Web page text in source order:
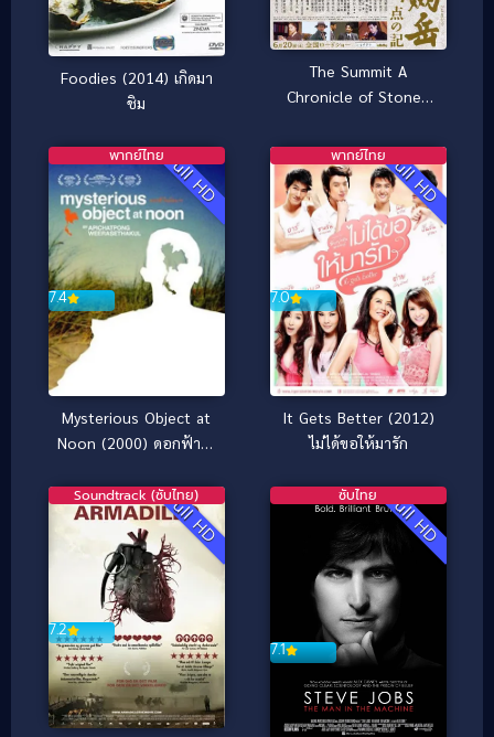
Foodies (2014) เกิดมา
ชิม
The Summit A
Chronicle of Stones
Full HD
7.4
พากย์ไทย
Mysterious Object at
Noon (2000) ดอกฟ้าใน
Full HD
7.0
พากย์ไทย
It Gets Better (2012)
ไม่ได้ขอให้มารัก
Full HD
7.2
Soundtrack (ซับไทย) Full HD
7.1
ซับไทย